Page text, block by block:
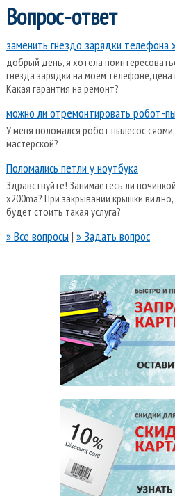
Вопрос-ответ
заменить гнездо зарядки
добрый день, я хотела
гнезда зарядки на моем телефоне,
Какая гарантия на ремонт?
можно ли отремонтировать робот-
У меня поломался робот пылесос
мастерской?
Поломались петли у ноутбука
Здравствуйте! Занимаетесь ли
x200ma? При закрывании крышки
будет стоить такая услуга?
» Все вопросы | » Задать вопрос